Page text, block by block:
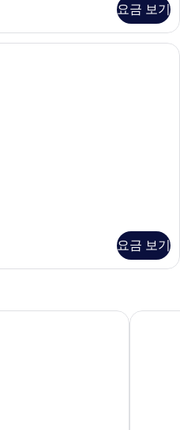
요금 보기
Family Suite | 고급 침구, 오리/거위털
요금 보기
텔 방콕 더 살릴